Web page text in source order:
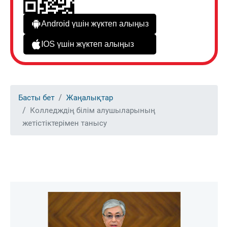
Android үшін жүктеп алыңыз
IOS үшін жүктеп алыңыз
Басты бет
Жаңалықтар
Колледждің білім алушыларының
жетістіктерімен танысу